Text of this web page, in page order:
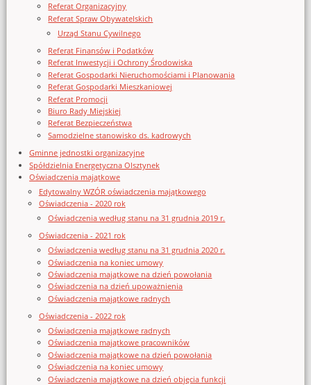
Referat Organizacyjny
Referat Spraw Obywatelskich
Urząd Stanu Cywilnego
Referat Finansów i Podatków
Referat Inwestycji i Ochrony Środowiska
Referat Gospodarki Nieruchomościami i Planowania
Referat Gospodarki Mieszkaniowej
Referat Promocji
Biuro Rady Miejskiej
Referat Bezpieczeństwa
Samodzielne stanowisko ds. kadrowych
Gminne jednostki organizacyjne
Spółdzielnia Energetyczna Olsztynek
Oświadczenia majątkowe
Edytowalny WZÓR oświadczenia majątkowego
Oświadczenia - 2020 rok
Oświadczenia według stanu na 31 grudnia 2019 r.
Oświadczenia - 2021 rok
Oświadczenia według stanu na 31 grudnia 2020 r.
Oświadczenia na koniec umowy
Oświadczenia majątkowe na dzień powołania
Oświadczenia na dzień upoważnienia
Oświadczenia majątkowe radnych
Oświadczenia - 2022 rok
Oświadczenia majątkowe radnych
Oświadczenia majątkowe pracowników
Oświadczenia majątkowe na dzień powołania
Oświadczenia na koniec umowy
Oświadczenia majątkowe na dzień objęcia funkcji